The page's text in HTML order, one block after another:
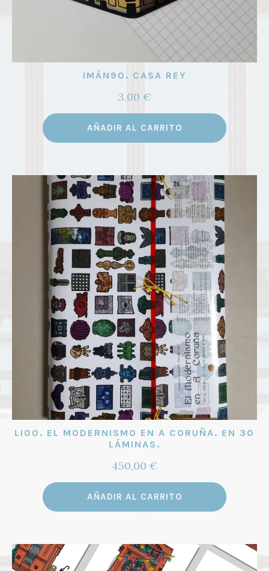
IMÁN90. CASA REY
3,00 €
AÑADIR AL CARRITO
LI00. EL MODERNISMO EN A CORUÑA. EN 30
LÁMINAS.
450,00 €
AÑADIR AL CARRITO